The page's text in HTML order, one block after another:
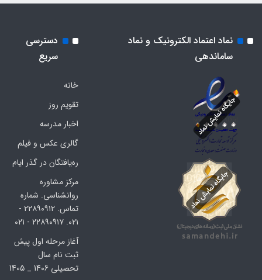
نماد اعتماد الکترونیک و نماد
ساماندهی
دسترسی
سریع
خانه
تقویم روز
اخبار مدرسه
گالری عکس و فیلم
ره‌یافتگان در گذر ایام
مرکز مشاوره
روانشناسی. شماره
تماس. ۲۲۸۹۰۹۱۲ -
۰۲۱. ۲۲۸۹۰۹۱۷ - ۰۲۱
آغاز مرحله اول پیش
ثبت نام سال
تحصیلی 1406 _ 1405